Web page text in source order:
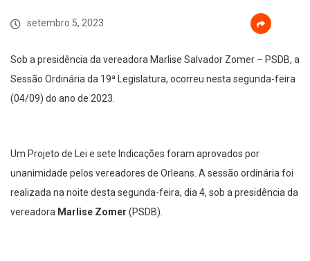
setembro 5, 2023
Sob a presidência da vereadora Marlise Salvador Zomer – PSDB, a
Sessão Ordinária da 19ª Legislatura, ocorreu nesta segunda-feira
(04/09) do ano de 2023.
Um Projeto de Lei e sete Indicações foram aprovados por
unanimidade pelos vereadores de Orleans. A sessão ordinária foi
realizada na noite desta segunda-feira, dia 4, sob a presidência da
vereadora Marlise Zomer (PSDB).